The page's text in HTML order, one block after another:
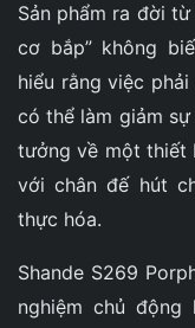
Sản phẩm ra đời
cơ bắp” không
hiểu rằng việc
có thể làm giảm
tưởng về một thiết
với chân đế hút
thực hóa.
Shande S269
nghiệm chủ